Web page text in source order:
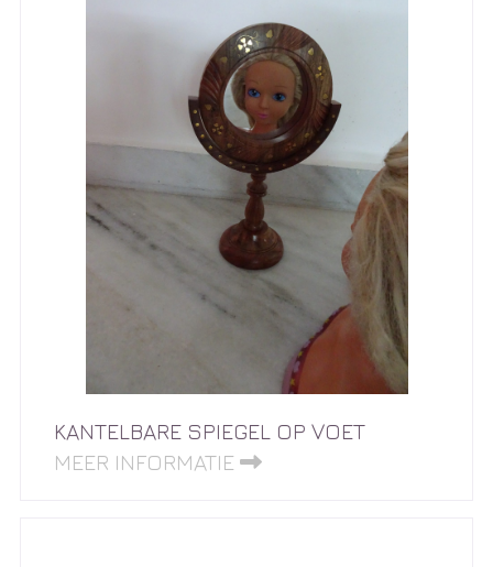
KANTELBARE SPIEGEL OP VOET
MEER INFORMATIE